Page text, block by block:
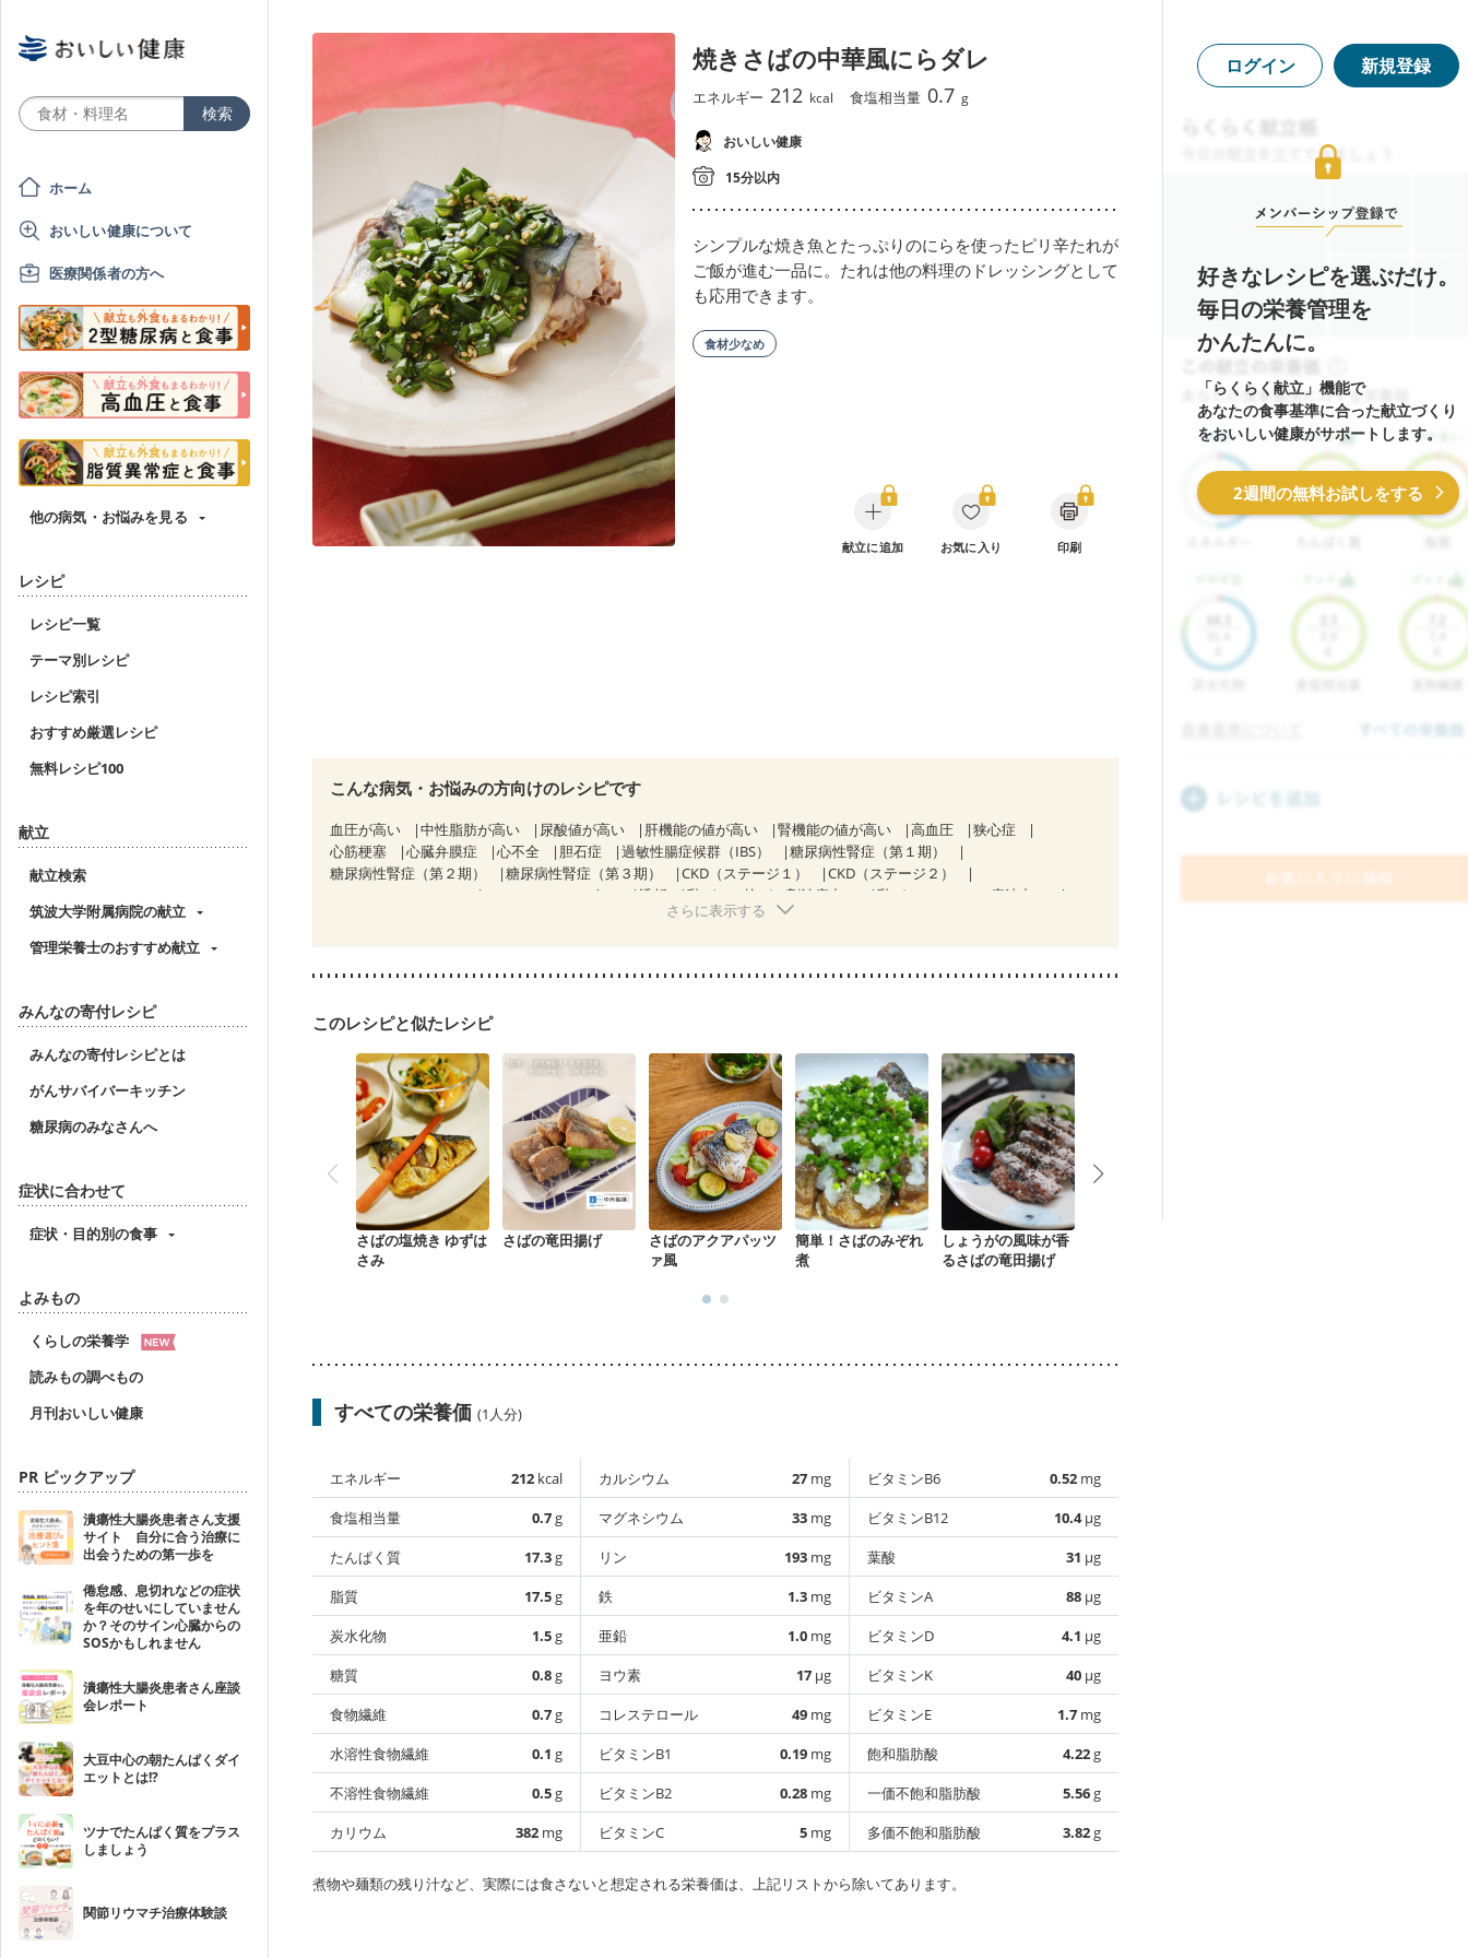
ホーム
おいしい健康について
医療関係者の方へ
他の病気・お悩みを見る
レシピ
レシピ一覧
テーマ別レシピ
レシピ索引
おすすめ厳選レシピ
無料レシピ100
献立
献立検索
筑波大学附属病院の献立
管理栄養士のおすすめ献立
みんなの寄付レシピ
みんなの寄付レシピとは
がんサバイバーキッチン
糖尿病のみなさんへ
症状に合わせて
症状・目的別の食事
よみもの
くらしの栄養学
読みもの調べもの
月刊おいしい健康
PR ピックアップ
潰瘍性大腸炎患者さん支援
サイト 自分に合う治療に
出会うための第一歩を
倦怠感、息切れなどの症状
を年のせいにしていません
か？そのサイン心臓からの
SOSかもしれません
潰瘍性大腸炎患者さん座談
会レポート
大豆中心の朝たんぱくダイ
エットとは!?
ツナでたんぱく質をプラス
しましょう
関節リウマチ治療体験談
焼きさばの中華風にらダレ
エネルギー 212 kcal 食塩相当量 0.7 g
おいしい健康
15分以内
シンプルな焼き魚とたっぷりのにらを使ったピリ辛たれが
ご飯が進む一品に。たれは他の料理のドレッシングとして
も応用できます。
食材少なめ
献立に追加 お気に入り 印刷
こんな病気・お悩みの方向けのレシピです
血圧が高い 中性脂肪が高い 尿酸値が高い 肝機能の値が高い 腎機能の値が高い 高血圧
狭心症
心筋梗塞
心臓弁膜症 心不全 胆石症 過敏性腸症候群（IBS）
糖尿病性腎症（第１期）
糖尿病性腎症（第２期）
糖尿病性腎症（第３期） CKD（ステージ１）
CKD（ステージ２）
CKD（ステージ３a）
CKD（ステージ３b） 透析 乳がん（抗がん剤治療中）
乳がん（ホルモン療法中）
乳がん治療を終えた方・経過観察中の方など
産後（ミルク）
骨折 骨粗しょう症 関節リウマチ 乾癬 フレイル（年齢に合わせた体作り）
低栄養予防
さらに表示する
このレシピと似たレシピ
さばの塩焼き ゆずは
さみ
さばの竜田揚げ
さばのアクアパッツ
ァ風
簡単！さばのみぞれ
煮
しょうがの風味が香
るさばの竜田揚げ
すべての栄養価 (1人分)
エネルギー 212 kcal
食塩相当量
0.7g
たんぱく質
17.3g
脂質
17.5g
炭水化物
1.5g
糖質
0.8g
食物繊維
0.7g
水溶性食物繊維
0.1 g
不溶性食物繊維
0.5g
カリウム
382 mg
カルシウム 27 mg
マグネシウム
33 mg
リン
193 mg
鉄
1.3 mg
亜鉛
1.0 mg
ヨウ素
17 µg
コレステロール
49 mg
ビタミンB1
0.19 mg
ビタミンB2
0.28 mg
ビタミンC
5 mg
ビタミンB6 0.52 mg
ビタミンB12
10.4µg
葉酸
31 µg
ビタミンA
88 µg
ビタミンD
4.1 µg
ビタミンK
40 µg
ビタミンE
1.7 mg
飽和脂肪酸
4.22g
一価不飽和脂肪酸
5.56g
多価不飽和脂肪酸
3.82g
煮物や麺類の残り汁など、実際には食さないと想定される栄養価は、上記リストから除いてあります。
ログイン 新規登録
好きなレシピを選ぶだけ。
毎日の栄養管理を
かんたんに。
「らくらく献立」機能で
あなたの食事基準に合った献立づくり
をおいしい健康がサポートします。
2週間の無料お試しをする